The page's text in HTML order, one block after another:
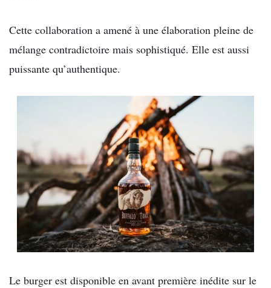
Cette collaboration a amené à une élaboration pleine de
mélange contradictoire mais sophistiqué. Elle est aussi
puissante qu’authentique.
Le burger est disponible en avant première inédite sur le